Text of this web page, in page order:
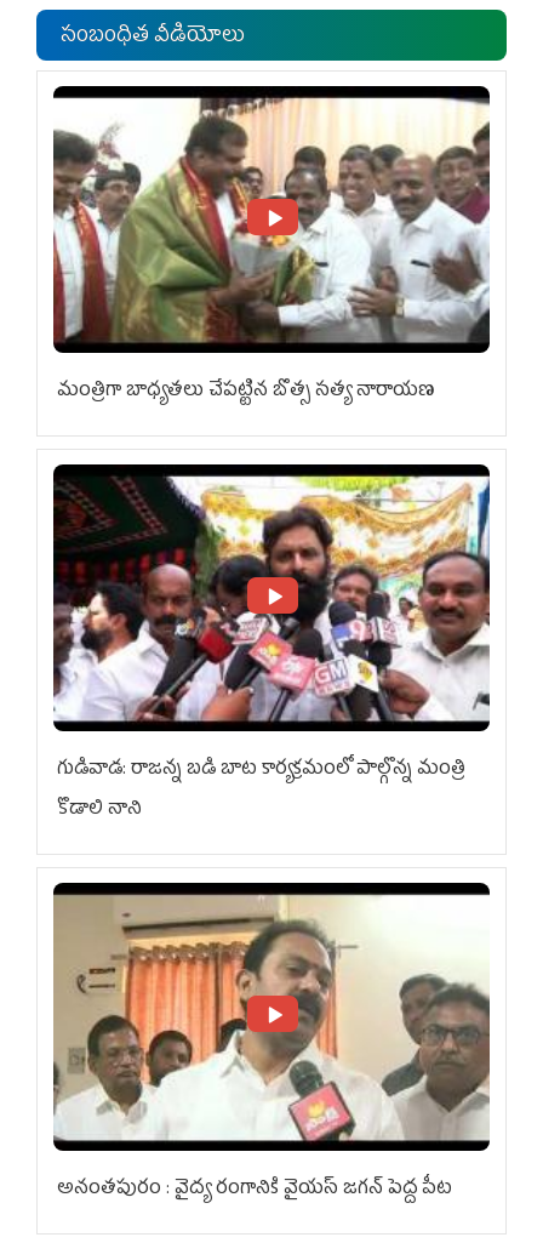
సంబంధిత వీడియోలు
మంత్రిగా బాధ్యతలు చేపట్టిన బొత్స సత్య నారాయణ
గుడివాడ: రాజన్న బడి బాట కార్యక్రమంలో పాల్గొన్న మంత్రి
కొడాలి నాని
అనంతపురం : వైద్య రంగానికి వైయ‌స్ జ‌గ‌న్ పెద్ద పీట